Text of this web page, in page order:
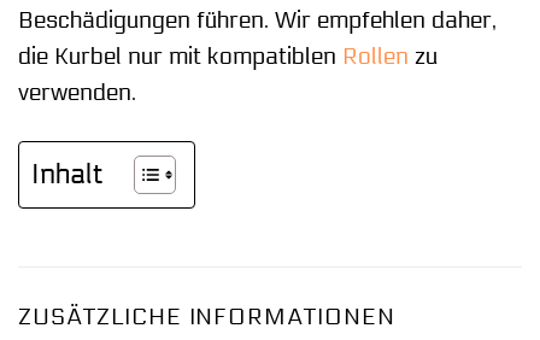
Beschädigungen führen. Wir empfehlen daher,
die Kurbel nur mit kompatiblen Rollen zu
verwenden.
Inhalt
ZUSÄTZLICHE INFORMATIONEN